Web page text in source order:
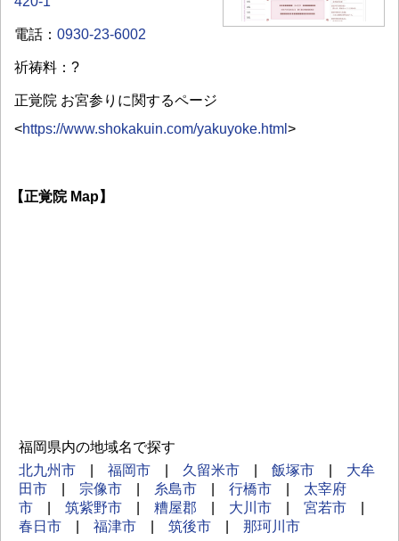
電話： 0930-23-6002
祈祷料：?
正覚院 お宮参りに関するページ
<https://www.shokakuin.com/yakuyoke.html >
【正覚院 Map】
福岡県内の地域名で探す
北九州市
福岡市 久留米市 飯塚市
大牟
田市
宗像市 糸島市 行橋市
太宰府
市
筑紫野市 糟屋郡 大川市 宮若市
春日市
福津市 筑後市
那珂川市